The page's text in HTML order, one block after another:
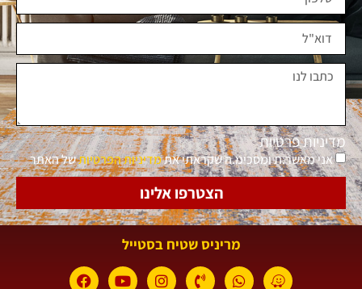
מדיניות פרטיות
אני מאשר.ת ומסכימ.ה שקראתי אתמדיניות הפרטיותשל האתר
הצטרפו אלינו
מריניס שטיח בסטייל